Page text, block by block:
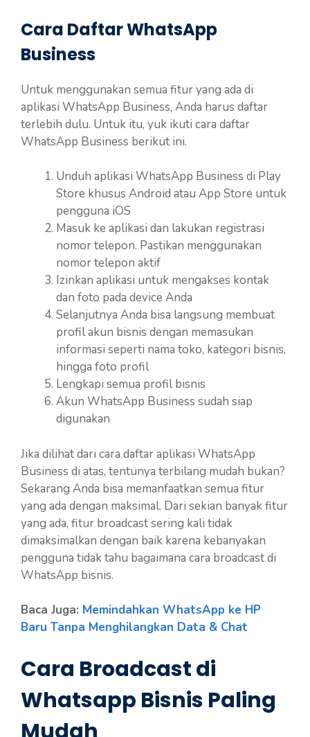
Cara Daftar WhatsApp
Business
Untuk menggunakan semua fitur yang ada di
aplikasi WhatsApp Business, Anda harus daftar
terlebih dulu. Untuk itu, yuk ikuti cara daftar
WhatsApp Business berikut ini.
Unduh aplikasi WhatsApp Business di Play
Store khusus Android atau App Store untuk
pengguna iOS
Masuk ke aplikasi dan lakukan registrasi
nomor telepon. Pastikan menggunakan
nomor telepon aktif
Izinkan aplikasi untuk mengakses kontak
dan foto pada device Anda
Selanjutnya Anda bisa langsung membuat
profil akun bisnis dengan memasukan
informasi seperti nama toko, kategori bisnis,
hingga foto profil
Lengkapi semua profil bisnis
Akun WhatsApp Business sudah siap
digunakan
Jika dilihat dari cara daftar aplikasi WhatsApp
Business di atas, tentunya terbilang mudah bukan?
Sekarang Anda bisa memanfaatkan semua fitur
yang ada dengan maksimal. Dari sekian banyak fitur
yang ada, fitur broadcast sering kali tidak
dimaksimalkan dengan baik karena kebanyakan
pengguna tidak tahu bagaimana cara broadcast di
WhatsApp bisnis.
Baca Juga: Memindahkan WhatsApp ke HP
Baru Tanpa Menghilangkan Data & Chat
Cara Broadcast di
Whatsapp Bisnis Paling